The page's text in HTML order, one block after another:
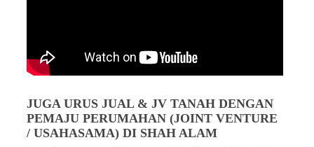
JUGA URUS JUAL & JV TANAH DENGAN
PEMAJU PERUMAHAN (JOINT VENTURE
/ USAHASAMA) DI SHAH ALAM